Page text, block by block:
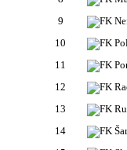
9
10
11
12
13
14